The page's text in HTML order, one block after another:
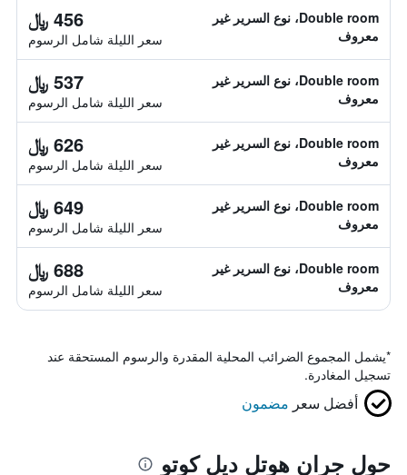
Double room، نوع السرير غير
معروف
456 ﷼
سعر الليلة شامل الرسوم
Double room، نوع السرير غير
معروف
537 ﷼
سعر الليلة شامل الرسوم
Double room، نوع السرير غير
معروف
626 ﷼
سعر الليلة شامل الرسوم
Double room، نوع السرير غير
معروف
649 ﷼
سعر الليلة شامل الرسوم
Double room، نوع السرير غير
معروف
688 ﷼
سعر الليلة شامل الرسوم
*يشمل المجموع الضرائب المحلية المقدرة والرسوم المستحقة عند
تسجيل المغادرة.
أفضل سعر مضمون
حول جران هوتل ديل كوتو